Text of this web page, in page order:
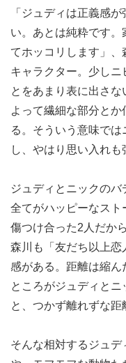
「ジュディは正義感
い。あとは純粋です
てホッコリします」
キャラクター。少しニ
とをあまり表に出さ
よって繊細な部分と
る。そういう意味で
し、やはり思い入れも
ジュディとニックの
全てがハッピーなスト
傷つけ合った2人だか
森川も「友だち以上
感がある。距離は縮ん
ところがジュディとニ
と、つかず離れずな距
そんな相対するジュ